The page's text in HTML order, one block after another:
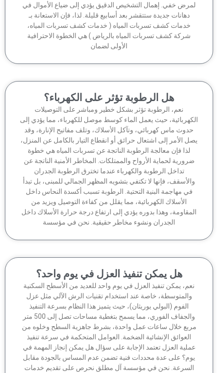
خفي. إهمال التشخيص الدقيق يؤدي إلى ضياع الأموال في
دهانات جديدة ستتقشر بعد أسابيع قليلة. لذا، فإن الاستعانة بـ
خدمات كشف تسربات المياه ( خدمات كشف تسربات المياه،
شركة كشف تسربات المياه بالرياض ) هي الخطوة الاحترافية
الأولى لضمان
هل الرطوبة تؤثر على الكهرباء؟
نعم، الرطوبة تؤثر بشكل خطير ومباشر على التوصيلات
حيث يعمل الماء كوسط موصل للكهرباء، مما يؤدي إلى
حدوث ماس كهربائي، وتآكل الأسلاك، وتلف مفاتيح الإنارة، وقد
الأمر إلى اشتعال حرائق أو انقطاع التيار بالكامل عن المنزل،
لذا فإن معالجة الرطوبة الناتجة عن تسربات المياه هي خطوة
لحماية الأرواح والممتلكات. المخاطر الأمنية الناتجة عن
تداخل الرطوبة والكهرباء عندما تخترق الرطوبة الجدران
فإنها لا تكتفي بتشويه المظهر الجمالي للمبنى، بل تبدأ
في مهاجمة البنية التحتية. الرطوبة تسبب أكسدة النحاس داخل
الأسلاك الكهربائية، مما يقلل من كفاءة التوصيل ويزيد من
وهذا بدوره يؤدي إلى ارتفاع درجة حرارة الأسلاك داخل
الجدران ونشوء مخاطر حقيقية. نحن في مؤسسة
هل يمكن تنفيذ العزل في يوم واحد؟
يمكن تنفيذ العزل في يوم واحد للعديد من الأسطح السكنية
والمتوسطة، خاصة عند استخدام تقنيات الرش الآلي مثل عزل
الفوم (البولي يوريثان)، حيث يتميز هذا النظام بسرعة التنفيذ
والجفاف الفوري، مما يسمح بتغطية مساحات تصل إلى 500 متر
خلال ساعات عمل واحدة، بشرط جاهزية السطح وخلوه من
العوائق الإنشائية الضخمة. العوامل المتحكمة في سرعة تنفيذ
العزل تعتمد الإجابة على سؤال هل يمكن إنجاز المهمة في
على عدة محددات فنية تضمن عدم المساس بالجودة مقابل
نحن في مؤسسة آل مطلق نحرص على تقديم خدمات